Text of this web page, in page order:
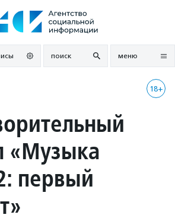
поиск меню
18+
«Музыка
первый